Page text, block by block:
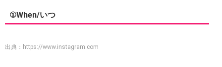
①When/いつ
出典： https://www.instagram.com